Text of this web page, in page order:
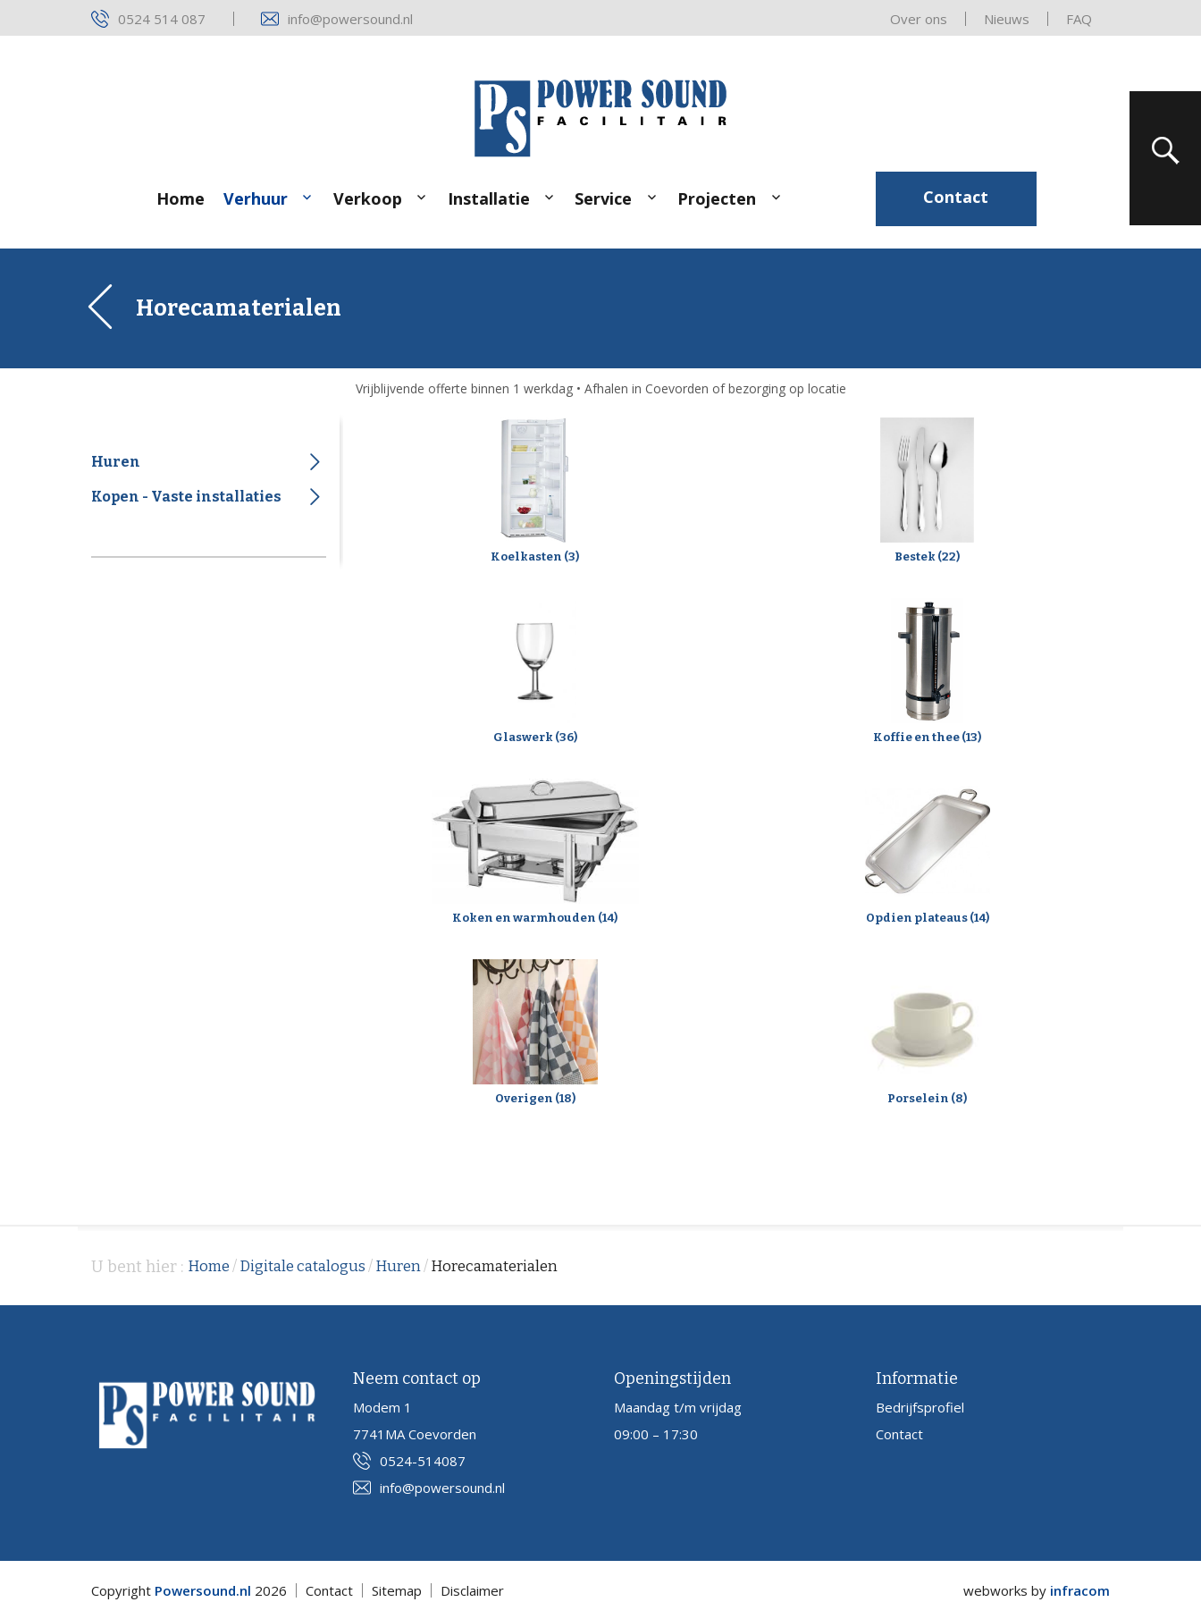
to
0524 514 087 info@powersound.nl Over ons Nieuws FAQ
Home Verhuur Verkoop Installatie Service Projecten Contact
Horecamaterialen
Vrijblijvende offerte binnen 1 werkdag • Afhalen in Coevorden of bezorging op locatie
Huren
Kopen - Vaste installaties
Koelkasten (3) Bestek (22)
Glaswerk (36) Koffie en thee (13)
Koken en warmhouden (14) Opdien plateaus (14)
Overigen (18) Porselein (8)
U bent hier : Home / Digitale catalogus / Huren/ Horecamaterialen
Neem contact op
Modem 1
7741MA Coevorden
0524-514087
info@powersound.nl
Openingstijden
Maandag t/m vrijdag
09:00 – 17:30
Informatie
Bedrijfsprofiel
Contact
Copyright Powersound.nl 2026 Contact Sitemap Disclaimer webworks by infracom